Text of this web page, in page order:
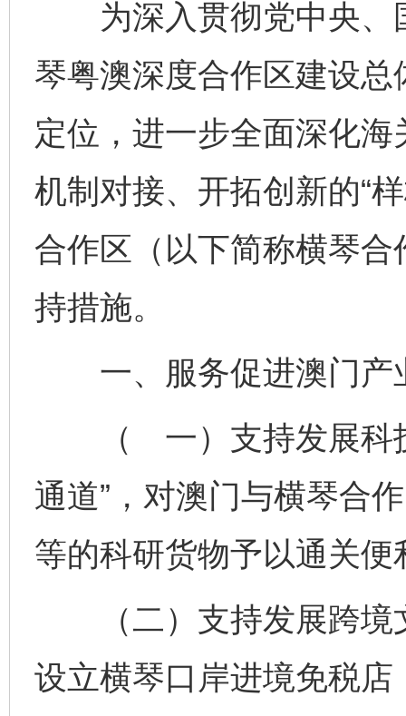
为深入贯彻党中央、
琴粤澳深度合作区建设总
定位，进一步全面深化
机制对接、开拓创新的“
合作区（以下简称横琴
持措施。
一、服务促进澳门产
（ 一）支持发展科技
通道”，对澳门与横琴合
等的科研货物予以通关便
（二）支持发展跨境
设立横琴口岸进境免税